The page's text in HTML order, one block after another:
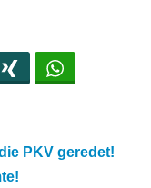
PKV geredet!